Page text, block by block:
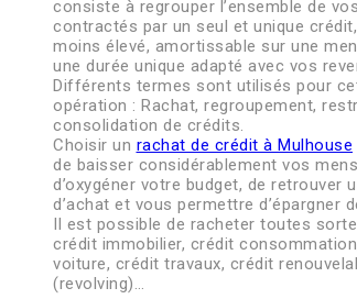
consiste à regrouper l’ensemble de
contractés par un seul et unique
moins élevé, amortissable sur une
une durée unique adapté avec vos
Différents termes sont utilisés pour
opération : Rachat, regroupement,
consolidation de crédits.
Choisir un rachat de crédit à Mulhouse
de baisser considérablement vos
d’oxygéner votre budget, de retrouver
d’achat et vous permettre d’épargner
Il est possible de racheter toutes
crédit immobilier, crédit
voiture, crédit travaux, crédit
(revolving)…